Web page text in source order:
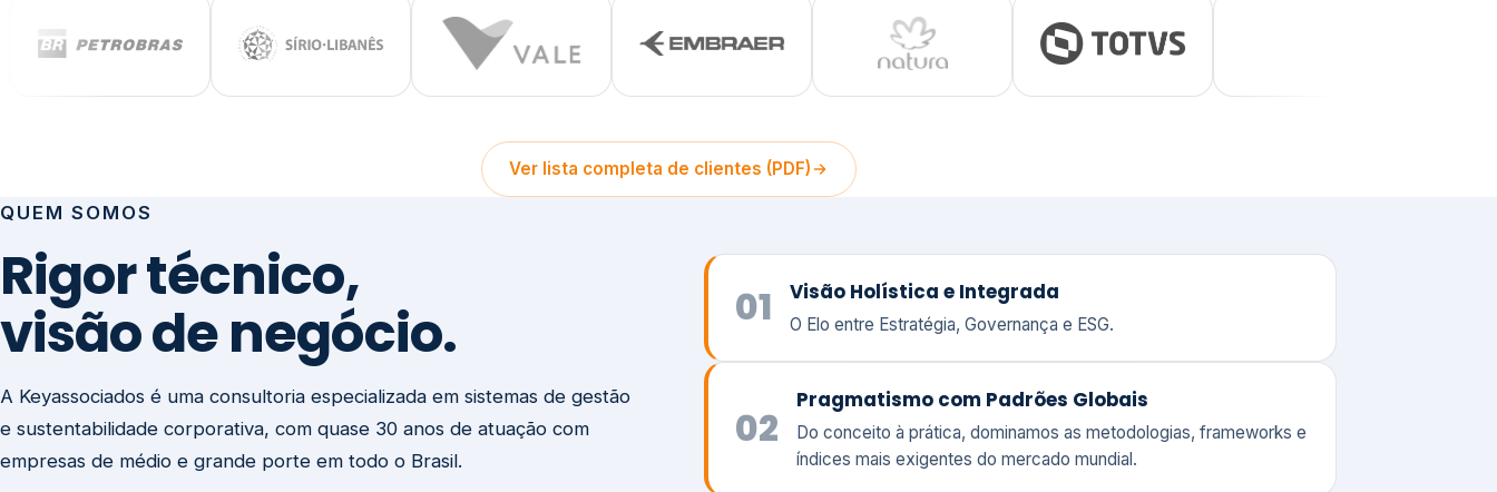
Ver lista completa de clientes (PDF)
visão de negócio.
A Keyassociados é uma consultoria especializada em sistemas de gestão
e sustentabilidade corporativa, com quase 30 anos de atuação com
empresas de médio e grande porte em todo o Brasil.
Não prestamos consultoria para preencher relatórios. Estruturamos a
sua governança para que ela seja a maior força competitiva do seu
negócio.
01 Visão Holística e Integrada
O Elo entre Estratégia, Governança e ESG.
02
Pragmatismo com Padrões Globais
Do conceito à prática, dominamos as metodologias, frameworks e
índices mais exigentes do mercado mundial.
03
Foco em Prêmios de Valor e Perenidade
Atuamos ao seu lado com o compromisso de quem entende o
peso e a responsabilidade de gerir um patrimônio corporativo.